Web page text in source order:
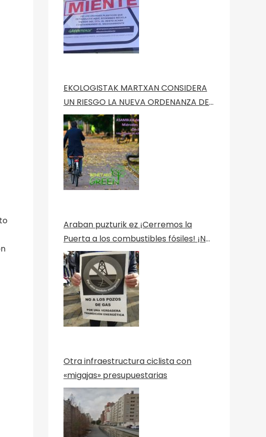
EKOLOGISTAK MARTXAN CONSIDERA
UN RIESGO LA NUEVA ORDENANZA DE
MOVILIDAD
Araban puzturik ez ¡Cerremos la
Puerta a los combustibles fósiles! ¡No
a los Pozos! Por una verdadera
transición ecológica Berriztu
Otra infraestructura ciclista con
«migajas» presupuestarias